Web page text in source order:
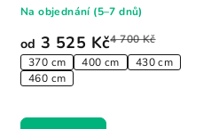
od 3 525 Kč4 700 Kč
370 cm 400 cm
430 cm
460 cm
Na objednání (5–7 dnů)